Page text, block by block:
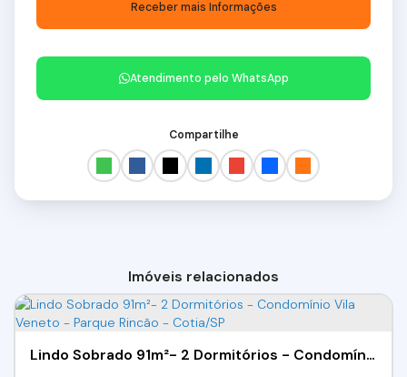
Atendimento pelo WhatsApp
Compartilhe
Imóveis relacionados
Lindo Sobrado 91m²- 2 Dormitórios - Condomínio Vila Veneto - Parque Rincão - Cotia/SP